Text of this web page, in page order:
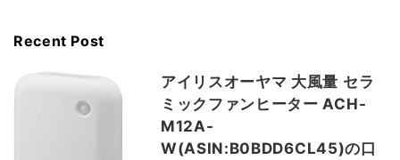
Recent Post
アイリスオーヤマ 大風量 セラ
ミックファンヒーター ACH-
M12A-
W(ASIN:B0BDD6CL45)の口